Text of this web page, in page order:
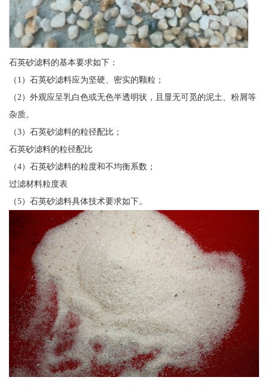
石英砂滤料的基本要求如下：
（1）石英砂滤料应为坚硬、密实的颗粒；
（2）外观应呈乳白色或无色半透明状，且显无可觅的泥土、粉屑等
杂质。
（3）石英砂滤料的粒径配比；
石英砂滤料的粒径配比
（4）石英砂滤料的粒度和不均衡系数；
过滤材料粒度表
（5）石英砂滤料具体技术要求如下。